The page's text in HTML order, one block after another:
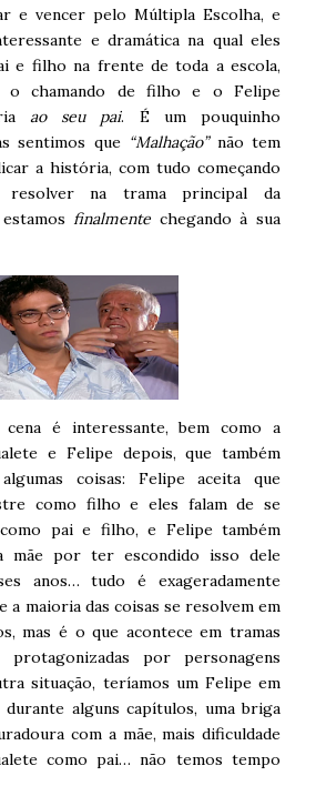
e vencer pelo Múltipla Escolha, e
e dramática na qual eles
e filho na frente de toda a escola,
o chamando de filho e o Felipe
ao seu pai. É um pouquinho
sentimos que “Malhação”não tem
a história, com tudo começando
resolver na trama principal da
estamosfinalmente chegando à sua
é interessante, bem como a
e Felipe depois, que também
coisas: Felipe aceita que
como filho e eles falam de se
pai e filho, e Felipe também
mãe por ter escondido isso dele
anos… tudo é exageradamente
a maioria das coisas se resolvem em
mas é o que acontece em tramas
protagonizadas por personagens
situação, teríamos um Felipe em
alguns capítulos, uma briga
com a mãe, mais dificuldade
como pai… não temos tempo